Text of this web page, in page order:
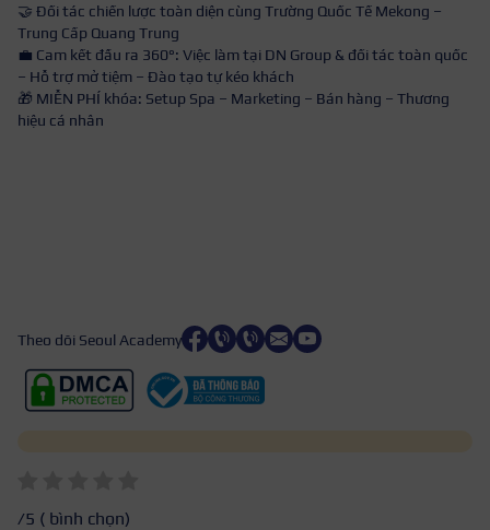
🤝 Đối tác chiến lược toàn diện cùng Trường Quốc Tế Mekong –
Trung Cấp Quang Trung
💼 Cam kết đầu ra 360°: Việc làm tại DN Group & đối tác toàn quốc
– Hỗ trợ mở tiệm – Đào tạo tự kéo khách
🎁 MIỄN PHÍ khóa: Setup Spa – Marketing – Bán hàng – Thương
hiệu cá nhân
Theo dõi Seoul Academy
/5 ( bình chọn)